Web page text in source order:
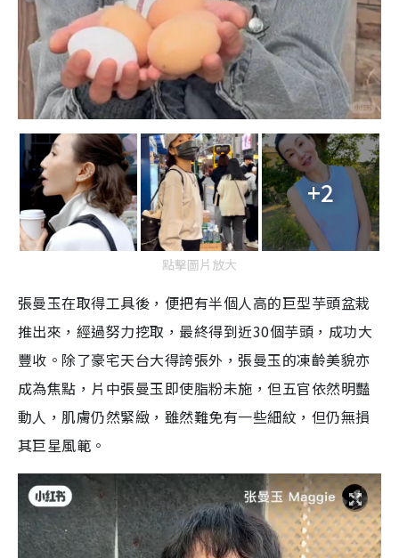
+2
點擊圖片放大
張曼玉在取得工具後，便把有半個人高的巨型芋頭盆栽
推出來，經過努力挖取，最終得到近30個芋頭，成功大
豐收。除了豪宅天台大得誇張外，張曼玉的凍齡美貌亦
成為焦點，片中張曼玉即使脂粉未施，但五官依然明豔
動人，肌膚仍然緊緻，雖然難免有一些細紋，但仍無損
其巨星風範。